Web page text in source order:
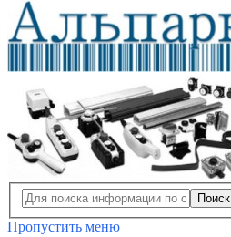
Поиск
Пропустить меню